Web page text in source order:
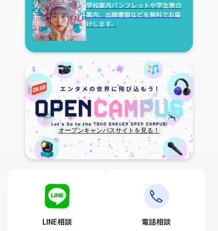
学校案内パンフレットや学生寮の
案内、 出願書類などを無料でお届
けします。
オープンキャンパスサイトを見る！
LINE相談 電話相談